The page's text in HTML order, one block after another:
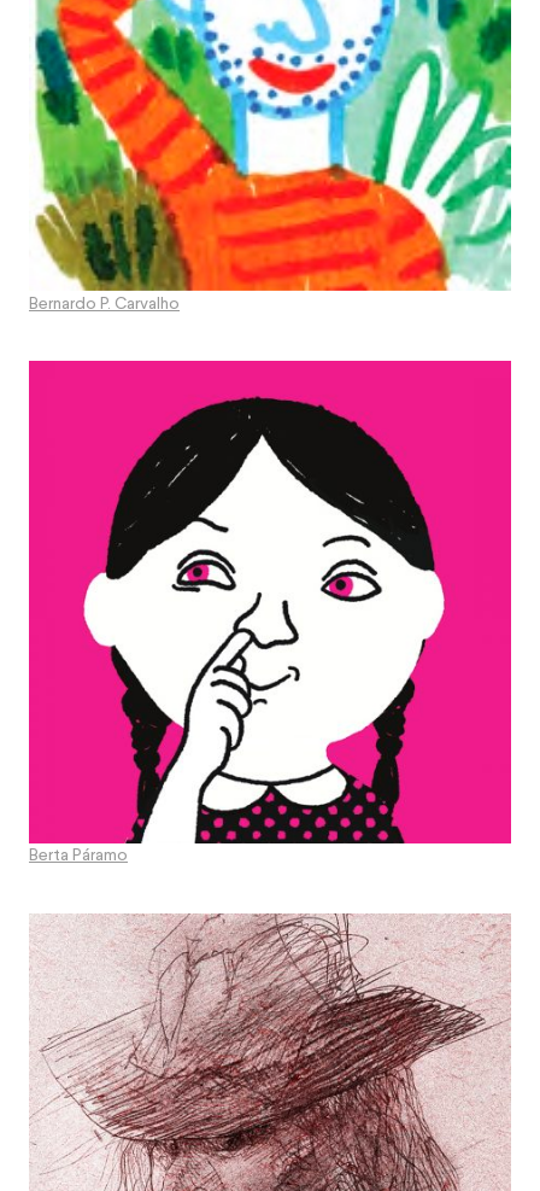
Bernardo P. Carvalho
Berta Páramo